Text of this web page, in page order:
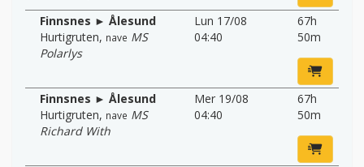
Finnsnes ► Ålesund
Hurtigruten, nave MS
Polarlys
Lun 17/08
04:40
67h
50m
Finnsnes ► Ålesund
Hurtigruten, nave MS
Richard With
Mer 19/08
04:40
67h
50m